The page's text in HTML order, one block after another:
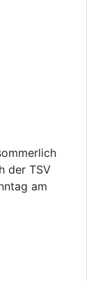
der TSV
am